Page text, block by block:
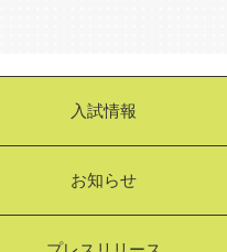
入試情報
お知らせ